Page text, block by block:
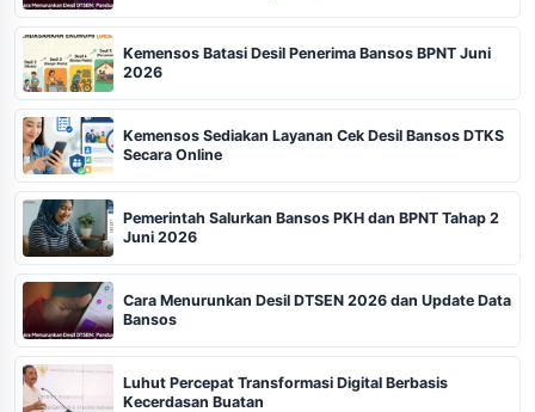
Kemensos Batasi Desil Penerima Bansos BPNT Juni
2026
Kemensos Sediakan Layanan Cek Desil Bansos DTKS
Secara Online
Pemerintah Salurkan Bansos PKH dan BPNT Tahap 2
Juni 2026
Cara Menurunkan Desil DTSEN 2026 dan Update Data
Bansos
Luhut Percepat Transformasi Digital Berbasis
Kecerdasan Buatan